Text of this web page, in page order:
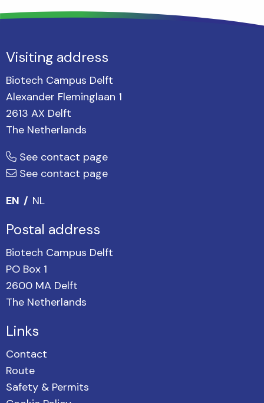
Visiting address
Biotech Campus Delft
Alexander Fleminglaan 1
2613 AX Delft
The Netherlands
See contact page
See contact page
EN
NL
Postal address
Biotech Campus Delft
PO Box 1
2600 MA Delft
The Netherlands
Links
Contact
Route
Safety & Permits